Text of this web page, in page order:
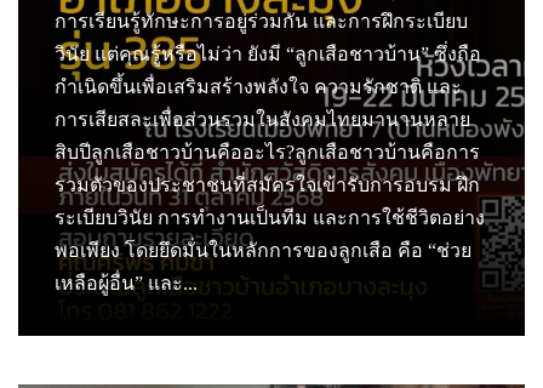
การเรียนรู้ทักษะการอยู่ร่วมกัน และการฝึกระเบียบ
วินัย แต่คุณรู้หรือไม่ว่า ยังมี “ลูกเสือชาวบ้าน” ซึ่งถือ
กำเนิดขึ้นเพื่อเสริมสร้างพลังใจ ความรักชาติ และ
การเสียสละเพื่อส่วนรวมในสังคมไทยมานานหลาย
สิบปีลูกเสือชาวบ้านคืออะไร?ลูกเสือชาวบ้านคือการ
รวมตัวของประชาชนที่สมัครใจเข้ารับการอบรม ฝึก
ระเบียบวินัย การทำงานเป็นทีม และการใช้ชีวิตอย่าง
พอเพียง โดยยึดมั่นในหลักการของลูกเสือ คือ “ช่วย
เหลือผู้อื่น” และ...